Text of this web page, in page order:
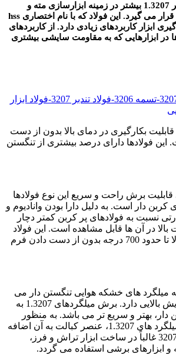
فولاد 3207 یا فولاد تندبر 1.3207 بیشتر در زمینه ابزارسازی مته و
فرزکاری مورد استفاده قرار می گیرد. این فولاد که با نام اختصاری hss
ابزار کاربردهای زیادی دارد. از کاربردهای
در ابزارهایی که به مقاومت سایشی بیشتری
قابلیت بکارگیری در دمای بالا بدون از دست
فولادها دارای درصد بیشتری از تنگستن
3207 دارای قابلیت برش راحت و سریع این نوع فولادها
کربن دار است. به دلیل دارا بودن وانادیوم و
نسبت به فولادهای پر کربن کمتر دچار
در آن ها قابل مشاهده است. این فولاد
خاصیت تحمل دمای بالا تا حدود 700 درجه بدون از دست دادن فرم
در دسته میلگرد های خشکه هوایی تنگستن دار می
باشد و مقاومت به سایش بالایی دارد. برش میلگردهای 1.3207 به
بهتر و سریع تر می باشد. به منظور
بهبود خاصیت سختی میلگرد های 1.3207، عنصر کبالت به آن اضافه
می گردد. میلگردهای 3207 غالباً در ساخت ابزار تراش و فرز،
ابزارهای برشی استفاده می گردد.